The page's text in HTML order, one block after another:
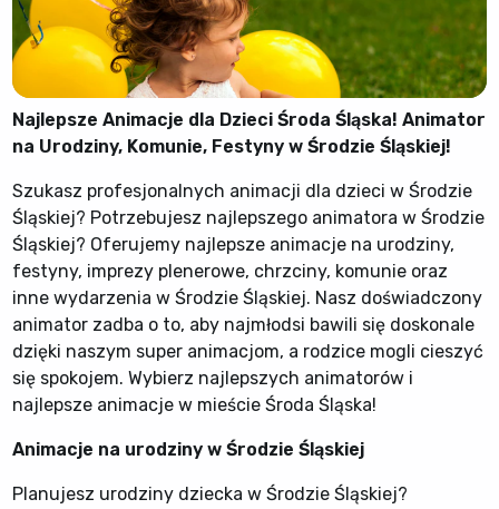
Najlepsze Animacje dla Dzieci Środa Śląska! Animator
na Urodziny, Komunie, Festyny w Środzie Śląskiej!
Szukasz profesjonalnych animacji dla dzieci w Środzie
Śląskiej? Potrzebujesz najlepszego animatora w Środzie
Śląskiej? Oferujemy najlepsze animacje na urodziny,
festyny, imprezy plenerowe, chrzciny, komunie oraz
inne wydarzenia w Środzie Śląskiej. Nasz doświadczony
animator zadba o to, aby najmłodsi bawili się doskonale
dzięki naszym super animacjom, a rodzice mogli cieszyć
się spokojem. Wybierz najlepszych animatorów i
najlepsze animacje w mieście Środa Śląska!
Animacje na urodziny w Środzie Śląskiej
Planujesz urodziny dziecka w Środzie Śląskiej?